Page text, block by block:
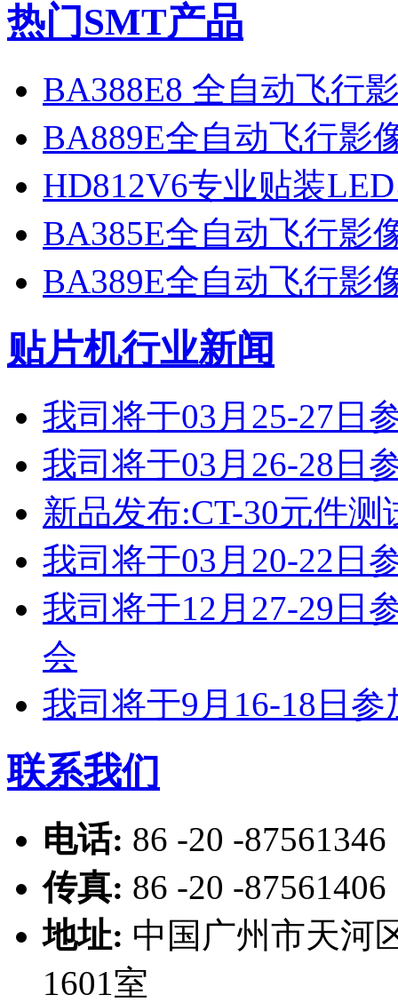
热门SMT产品
BA388E8 全自动飞行
BA889E全自动飞行影
HD812V6专业贴装
BA385E全自动飞行影
BA389E全自动飞行影
贴片机行业新闻
我司将于03月25-27日
我司将于03月26-28日
新品发布:CT-30元件测
我司将于03月20-22日
我司将于12月27-29日
会
我司将于9月16-18日
联系我们
电话: 86 -20 -87561346
传真: 86 -20 -87561406
地址: 中国广州市天河
1601室